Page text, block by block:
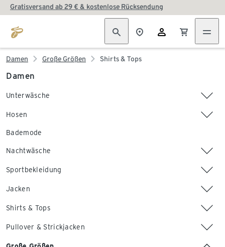
Gratisversand ab 29 € & kostenlose Rücksendung
Damen Große Größen Shirts & Tops
Damen
Unterwäsche
Hosen
Bademode
Nachtwäsche
Sportbekleidung
Jacken
Shirts & Tops
Pullover & Strickjacken